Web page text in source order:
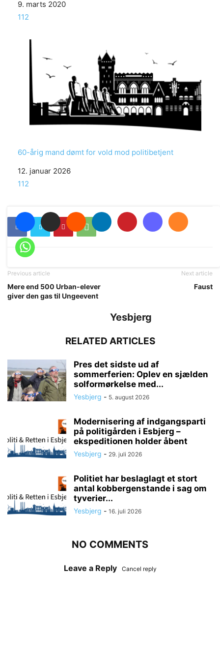
Date
9. marts 2020
In relation to
112
60-årig mand dømt for vold mod politibetjent
Date
12. januar 2026
In relation to
112
Previous article
Mere end 500 Urban-elever
giver den gas til Ungeevent
Next article
Faust
Yesbjerg
RELATED ARTICLES
Pres det sidste ud af
sommerferien: Oplev en sjælden
solformørkelse med...
Yesbjerg - 5. august 2026
Modernisering af indgangsparti
på politigården i Esbjerg –
ekspeditionen holder åbent
Yesbjerg - 29. juli 2026
Politiet har beslaglagt et stort
antal kobbergenstande i sag om
tyverier...
Yesbjerg - 16. juli 2026
NO COMMENTS
Leave a Reply Cancel reply